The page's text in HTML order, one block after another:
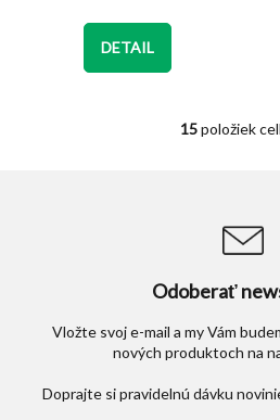
z
5
DETAIL
O
a
c
e
p
r
v
y
15položiek
Odoberať
Vložte svoj e-mail a my Vám
nových produktoch na